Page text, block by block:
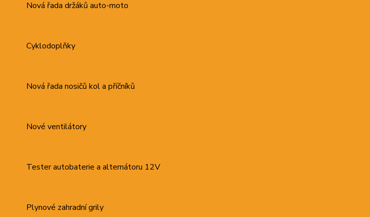
Nová řada držáků auto-moto
Cyklodoplňky
Nová řada nosičů kol a příčníků
Nové ventilátory
Tester autobaterie a alternátoru 12V
Plynové zahradní grily